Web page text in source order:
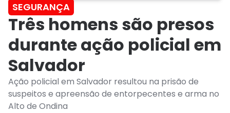
SEGURANÇA
Três homens são presos
durante ação policial em
Salvador
Ação policial em Salvador resultou na prisão de
suspeitos e apreensão de entorpecentes e arma no
Alto de Ondina